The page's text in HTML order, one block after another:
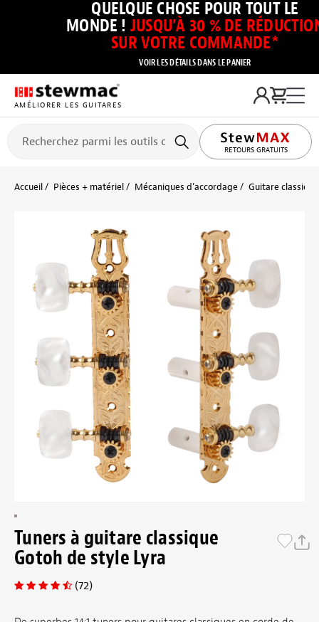
QUELQUE CHOSE POUR TOUT LE
MONDE ! JUSQU’À 30 % DE
SUR VOTRE COMMANDE*
VOIR LES DÉTAILS DANS LE PANIER
AMÉLIORER LES GUITARES
RETOURS GRATUITS
Accueil Pièces + matériel Mécaniques d’accordage Guitare classique
Tuners à guitare classique
Gotoh de style Lyra
(72)